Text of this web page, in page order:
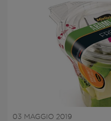
03 MAGGIO 2019